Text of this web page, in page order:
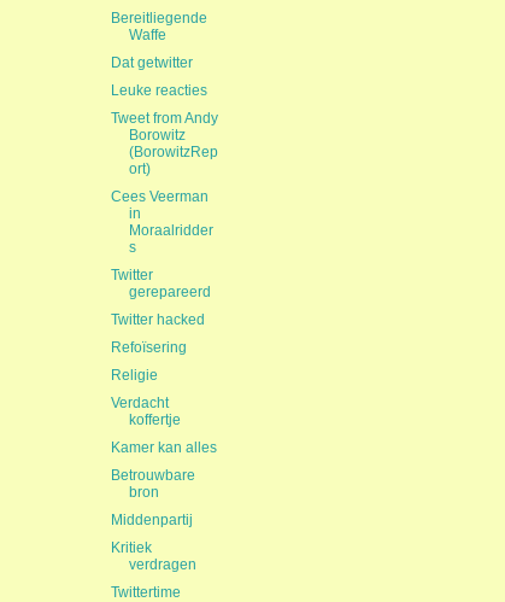
Bereitliegende
Waffe
Dat getwitter
Leuke reacties
Tweet from Andy
Borowitz
(BorowitzRep
ort)
Cees Veerman
in
Moraalridder
s
Twitter
gerepareerd
Twitter hacked
Refoïsering
Religie
Verdacht
koffertje
Kamer kan alles
Betrouwbare
bron
Middenpartij
Kritiek
verdragen
Twittertime